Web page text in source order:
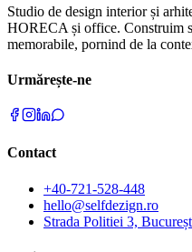
Studio de design interior și
HORECA și office. Construim
memorabile, pornind de la
Urmărește-ne
Contact
+40-721-528-448
hello@selfdezign.ro
Strada Politiei 3,